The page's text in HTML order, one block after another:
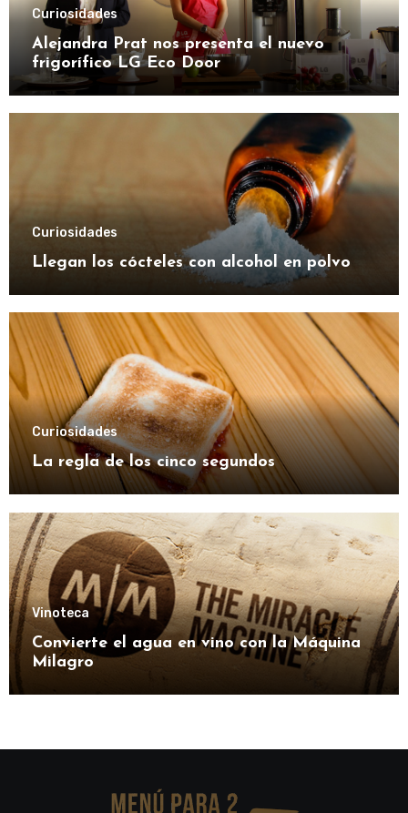
Curiosidades
Alejandra Prat nos presenta el nuevo
frigorífico LG Eco Door
Curiosidades
Llegan los cócteles con alcohol en polvo
Curiosidades
La regla de los cinco segundos
Vinoteca
Convierte el agua en vino con la Máquina
Milagro